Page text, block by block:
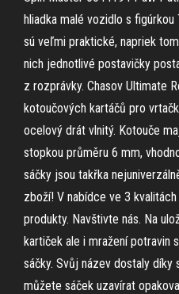
hliadka malé vozidlo s
sú veľmi praktické, napriek
nich jednotlivé postavičky
z rozprávky. Chasov Ultimate
kotoučových kartáčů pro
ocelový drát vlnitý. Kotouče
stopkou průměru 6 mm,
sáčky jsou takřka
zboží! V nabídce ve 3
produkty. Navštivte nás. Na
kartiček ale i mražení potravin
sáčky. Svůj název dostaly
můžete sáček uzavírat